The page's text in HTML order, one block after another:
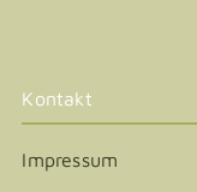
Kontakt
Impressum